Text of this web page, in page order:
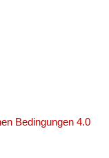
Bedingungen 4.0